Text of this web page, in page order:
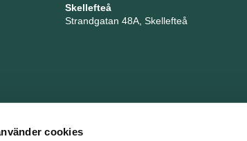
cookies
Skellefteå
Strandgatan 48A, Skellefteå